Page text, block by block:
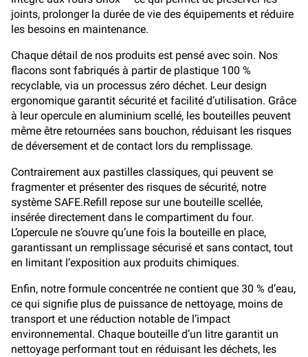
joints, prolonger la durée de vie des équipements et réduire
les besoins en maintenance.
Chaque détail de nos produits est pensé avec soin. Nos
flacons sont fabriqués à partir de plastique 100 %
recyclable, via un processus zéro déchet. Leur design
ergonomique garantit sécurité et facilité d’utilisation. Grâce
à leur opercule en aluminium scellé, les bouteilles peuvent
même être retournées sans bouchon, réduisant les risques
de déversement et de contact lors du remplissage.
Contrairement aux pastilles classiques, qui peuvent se
fragmenter et présenter des risques de sécurité, notre
système SAFE.Refill repose sur une bouteille scellée,
insérée directement dans le compartiment du four.
L’opercule ne s’ouvre qu’une fois la bouteille en place,
garantissant un remplissage sécurisé et sans contact, tout
en limitant l’exposition aux produits chimiques.
Enfin, notre formule concentrée ne contient que 30 % d’eau,
ce qui signifie plus de puissance de nettoyage, moins de
transport et une réduction notable de l’impact
environnemental. Chaque bouteille d’un litre garantit un
nettoyage performant tout en réduisant les déchets, les